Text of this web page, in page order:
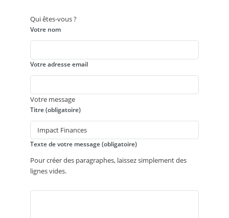
Qui êtes-vous ?
Votre nom
Votre adresse email
Votre message
Titre (obligatoire)
Texte de votre message (obligatoire)
Pour créer des paragraphes, laissez simplement des
lignes vides.